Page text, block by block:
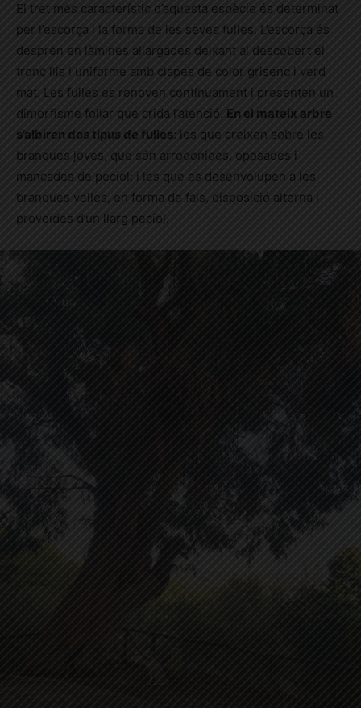
El tret més característic d’aquesta espècie és determinat
per l’escorça i la forma de les seves fulles. L’escorça és
desprèn en làmines allargades deixant al descobert el
tronc llis i uniforme amb clapes de color grisenc i verd
mat. Les fulles es renoven contínuament i presenten un
dimorfisme foliar que crida l’atenció. En el mateix arbre
s’albiren dos tipus de fulles: les que creixen sobre les
branques joves, que són arrodonides, oposades i
mancades de pecíol; i les que es desenvolupen a les
branques velles, en forma de fals, disposició alterna i
proveïdes d’un llarg pecíol.